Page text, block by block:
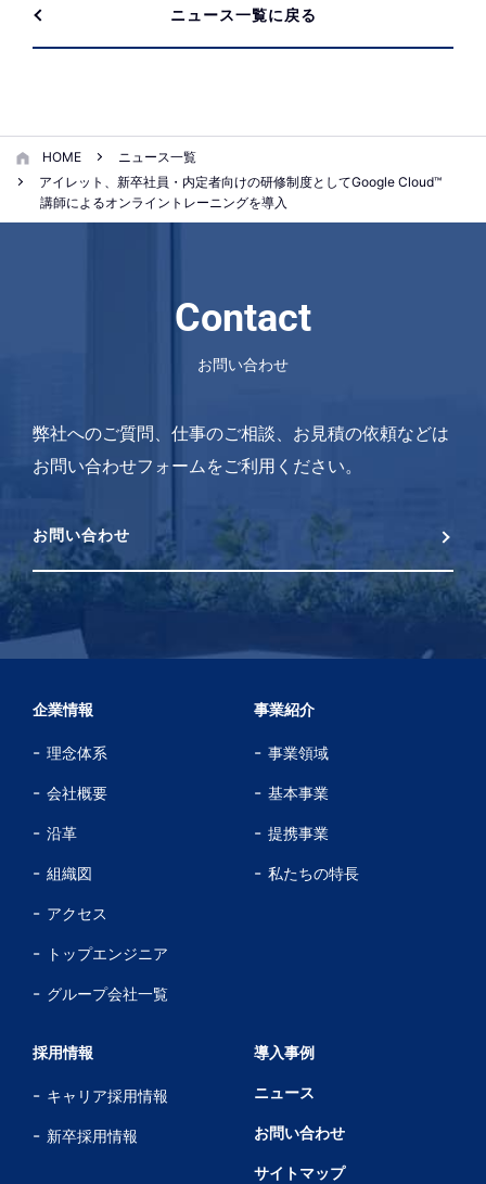
ニュース一覧に戻る
HOME
ニュース一覧
アイレット、新卒社員・内定者向けの研修制度としてGoogle Cloud™
講師によるオンライントレーニングを導入
Contact
お問い合わせ
弊社へのご質問、仕事のご相談、お見積の依頼などは
お問い合わせフォームをご利用ください。
お問い合わせ
企業情報
理念体系
会社概要
沿革
組織図
アクセス
トップエンジニア
グループ会社一覧
事業紹介
事業領域
基本事業
提携事業
私たちの特長
採用情報
キャリア採用情報
新卒採用情報
導入事例
ニュース
お問い合わせ
サイトマップ